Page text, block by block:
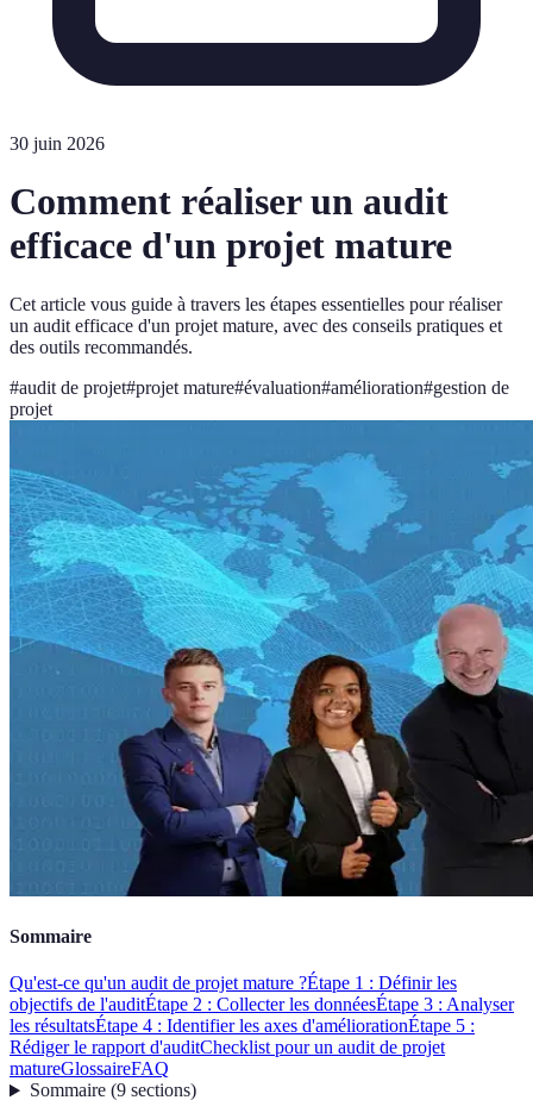
30 juin 2026
Comment réaliser un audit
efficace d'un projet mature
Cet article vous guide à travers les étapes essentielles pour réaliser
un audit efficace d'un projet mature, avec des conseils pratiques et
des outils recommandés.
#audit de projet#projet mature#évaluation#amélioration#gestion de
projet
Sommaire
Qu'est-ce qu'un audit de projet mature ?Étape 1 : Définir les
objectifs de l'auditÉtape 2 : Collecter les donnéesÉtape 3 : Analyser
les résultatsÉtape 4 : Identifier les axes d'améliorationÉtape 5 :
Rédiger le rapport d'auditChecklist pour un audit de projet
matureGlossaireFAQ
Sommaire(9 sections)